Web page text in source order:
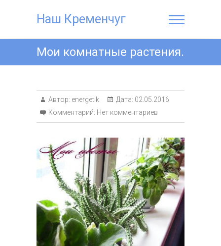
Наш Кременчуг
Мои комнатные растения.
Автор: energetik Дата: 02.05.2016
Комментарий: Нет комментариев